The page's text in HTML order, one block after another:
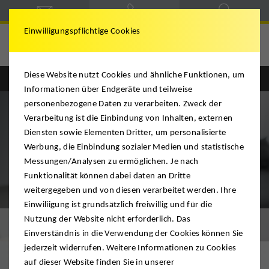
Video-Besichtigung
Einwilligungspflichtige Cookies
Diese Website nutzt Cookies und ähnliche Funktionen, um
Informationen über Endgeräte und teilweise
personenbezogene Daten zu verarbeiten. Zweck der
Verarbeitung ist die Einbindung von Inhalten, externen
Diensten sowie Elementen Dritter, um personalisierte
Werbung, die Einbindung sozialer Medien und statistische
Messungen/Analysen zu ermöglichen. Je nach
Funktionalität können dabei daten an Dritte
weitergegeben und von diesen verarbeitet werden. Ihre
Einwiliigung ist grundsätzlich freiwillig und für die
Nutzung der Website nicht erforderlich. Das
Einverständnis in die Verwendung der Cookies können Sie
jederzeit widerrufen. Weitere Informationen zu Cookies
auf dieser Website finden Sie in unserer